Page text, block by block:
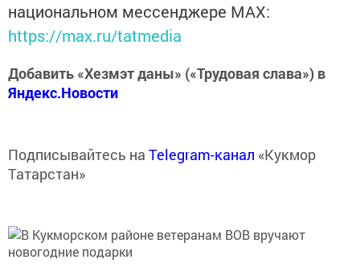
национальном мессенджере MАХ:
https://max.ru/tatmedia
Добавить «Хезмэт даны» («Трудовая слава») в
Яндекс.Новости
Подписывайтесь на Telegram-канал «Кукмор
Татарстан»